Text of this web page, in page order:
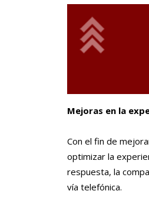
Mejoras en la
Con el fin de
optimizar la
respuesta, la
vía telefónica.